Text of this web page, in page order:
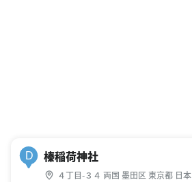
D 榛稲荷神社
４丁目-３４ 両国 墨田区 東京都 日本